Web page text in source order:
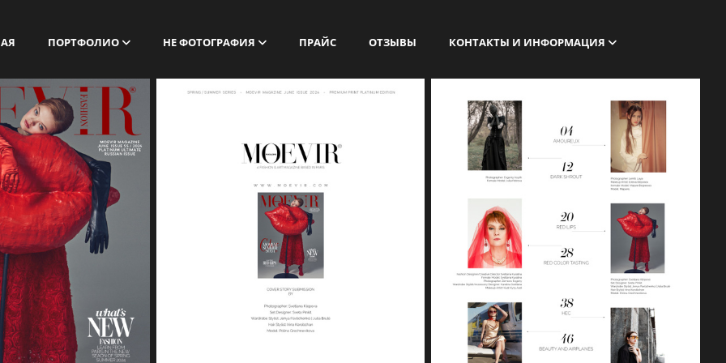
ПОРТФОЛИО НЕ ФОТОГРАФИЯ ПРАЙС ОТЗЫВЫ КОНТАКТЫ И ИНФОРМАЦИЯ